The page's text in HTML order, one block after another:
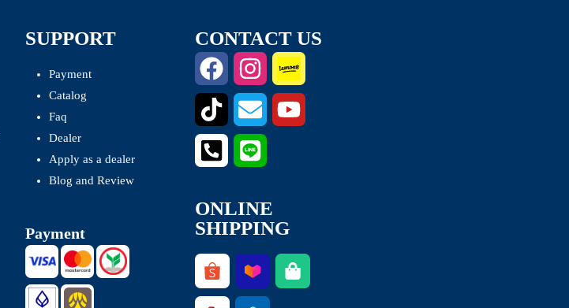
SUPPORT
Payment
Catalog
Faq
Dealer
Apply as a dealer
Blog and Review
Payment
CONTACT US
ONLINE
SHIPPING